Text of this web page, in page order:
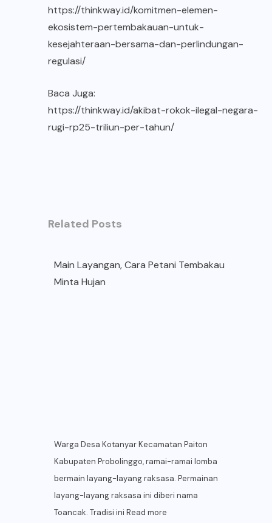
https://thinkway.id/komitmen-elemen-
ekosistem-pertembakauan-untuk-
kesejahteraan-bersama-dan-perlindungan-
regulasi/
Baca Juga:
https://thinkway.id/akibat-rokok-ilegal-negara-
rugi-rp25-triliun-per-tahun/
Related Posts
Main Layangan, Cara Petani Tembakau
Minta Hujan
Warga Desa Kotanyar Kecamatan Paiton
Kabupaten Probolinggo, ramai-ramai lomba
bermain layang-layang raksasa. Permainan
layang-layang raksasa ini diberi nama
Toancak. Tradisi ini Read more